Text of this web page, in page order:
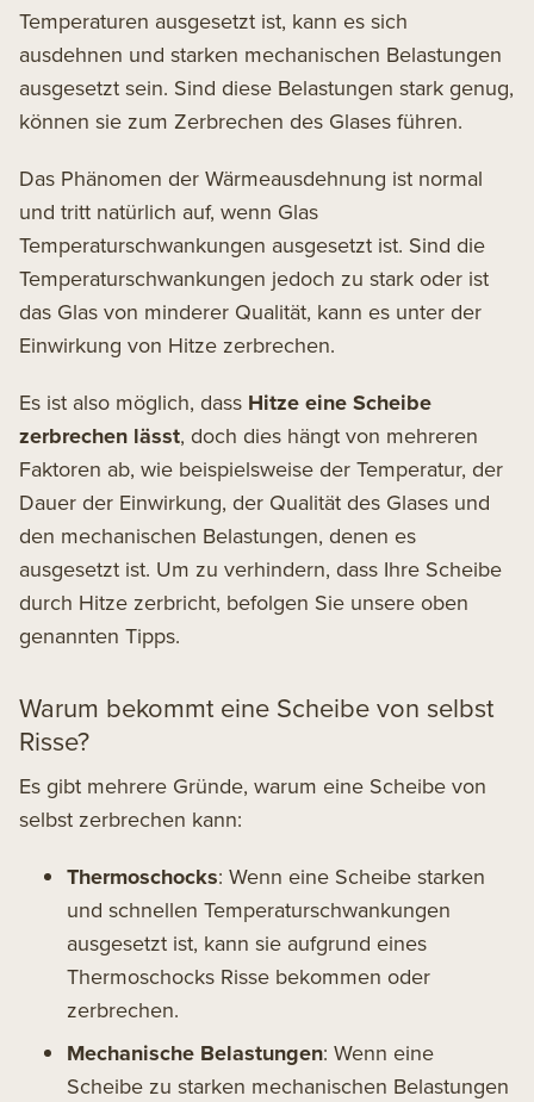
Temperaturen ausgesetzt ist, kann es sich
ausdehnen und starken mechanischen Belastungen
ausgesetzt sein. Sind diese Belastungen stark genug,
können sie zum Zerbrechen des Glases führen.
Das Phänomen der Wärmeausdehnung ist normal
und tritt natürlich auf, wenn Glas
Temperaturschwankungen ausgesetzt ist. Sind die
Temperaturschwankungen jedoch zu stark oder ist
das Glas von minderer Qualität, kann es unter der
Einwirkung von Hitze zerbrechen.
Es ist also möglich, dass Hitze eine Scheibe
zerbrechen lässt, doch dies hängt von mehreren
Faktoren ab, wie beispielsweise der Temperatur, der
Dauer der Einwirkung, der Qualität des Glases und
den mechanischen Belastungen, denen es
ausgesetzt ist. Um zu verhindern, dass Ihre Scheibe
durch Hitze zerbricht, befolgen Sie unsere oben
genannten Tipps.
Warum bekommt eine Scheibe von selbst
Risse?
Es gibt mehrere Gründe, warum eine Scheibe von
selbst zerbrechen kann:
Thermoschocks: Wenn eine Scheibe starken
und schnellen Temperaturschwankungen
ausgesetzt ist, kann sie aufgrund eines
Thermoschocks Risse bekommen oder
zerbrechen.
Mechanische Belastungen: Wenn eine
Scheibe zu starken mechanischen Belastungen